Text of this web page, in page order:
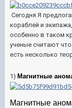
Сегодня Я
кораблей и
особенно в таком
ученые считают
есть несколько
1) Магнитные
Магнитные